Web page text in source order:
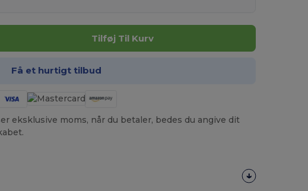
Tilføj Til Kurv
Få et hurtigt tilbud
eksklusive moms, når du betaler, bedes du angive dit